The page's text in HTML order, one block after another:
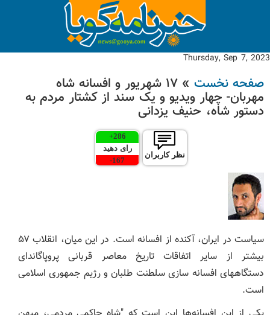
Thursday, Sep 7, 2023
صفحه نخست » ۱۷ شهریور و افسانه شاه
مهربان- چهار ویدیو و یک سند از کشتار مردم به
دستور شاه، حنیف یزدانی
نظر کاربران
286
+
رای دهید
167
-
سیاست در ایران، آکنده از افسانه است. در این میان، انقلاب ۵۷
بیشتر از سایر اتفاقات تاریخ معاصر قربانی پروپاگاندای
دستگاههای افسانه سازی سلطنت طلبان و رژیم جمهوری اسلامی
است.